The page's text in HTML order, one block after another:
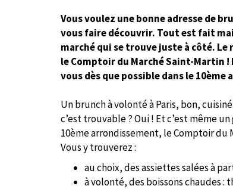
Vous voulez une bonne adresse de
vous faire découvrir. Tout est fait
marché qui se trouve juste à côté.
le Comptoir du Marché Saint-Martin
vous dès que possible dans le 10ème
Un brunch à volonté à Paris, bon,
c’est trouvable ? Oui ! Et c’est même
10ème arrondissement, le Comptoir du
Vous y trouverez :
au choix, des assiettes salées à
à volonté, des boissons chaudes :